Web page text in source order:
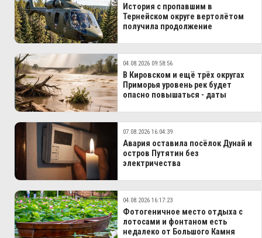
История с пропавшим в
Тернейском округе вертолётом
получила продолжение
04.08.2026 09:58:56
В Кировском и ещё трёх округах
Приморья уровень рек будет
опасно повышаться - даты
07.08.2026 16:04:39
Авария оставила посёлок Дунай и
остров Путятин без
электричества
04.08.2026 16:17:23
Фотогеничное место отдыха с
лотосами и фонтаном есть
недалеко от Большого Камня